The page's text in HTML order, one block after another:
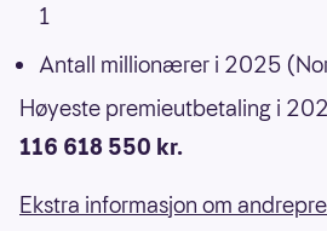
1
Antall millionærer i 2025
Høyeste premieutbetaling i
116 618 550 kr.
Ekstra informasjon om